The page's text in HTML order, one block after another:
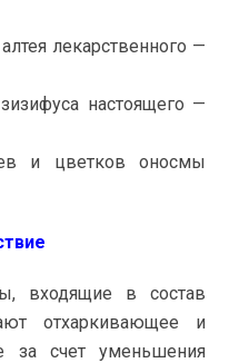
лекарственного —
настоящего —
и цветков оносмы
входящие в состав
отхаркивающее и
за счет уменьшения